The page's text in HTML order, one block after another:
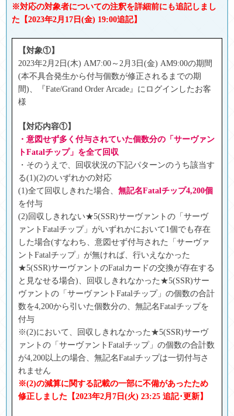
※対応の対象者についての注釈を詳細前にも追記しまし
た【2023年2月17日(金) 19:00追記】
【対象①】
2023年2月2日(木) AM7:00～2月3日(金) AM9:00の期間
(本不具合発生から付与個数が修正されるまでの期
間)、『Fate/Grand Order Arcade』にログインしたお客
様
【対応内容①】
・意図せず多く付与されていた個数分の「サーヴァン
トFatalチップ」を全て回収
・そのうえで、回収状況の下記パターンのうち該当す
る(1)(2)のいずれかの対応
(1)全て回収しきれた場合、 無記名Fatalチップ4,200個
を付与
(2)回収しきれない★5(SSR)サーヴァントの「サーヴ
ァントFatalチップ」がいずれかにおいて1個でも存在
した場合(すなわち、意図せず付与された「サーヴァ
ントFatalチップ」が無ければ、行いえなかった
★5(SSR)サーヴァントのFatalカードの交換が存在する
と見なせる場合)、回収しきれなかった★5(SSR)サー
ヴァントの「サーヴァントFatalチップ」の個数の合計
数を4,200から引いた個数分の、無記名Fatalチップを
付与
※(2)において、回収しきれなかった★5(SSR)サーヴ
ァントの「サーヴァントFatalチップ」の個数の合計数
が4,200以上の場合、無記名Fatalチップは一切付与さ
れません
※(2)の減算に関する記載の一部に不備があったため
修正しました【2023年2月7日(火) 23:25 追記･更新】